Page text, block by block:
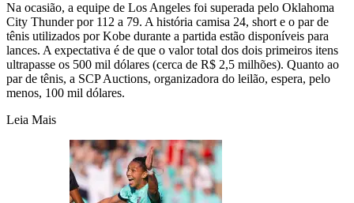
Na ocasião, a equipe de Los Angeles foi superada pelo Oklahoma
City Thunder por 112 a 79. A história camisa 24, short e o par de
tênis utilizados por Kobe durante a partida estão disponíveis para
lances. A expectativa é de que o valor total dos dois primeiros itens
ultrapasse os 500 mil dólares (cerca de R$ 2,5 milhões). Quanto ao
par de tênis, a SCP Auctions, organizadora do leilão, espera, pelo
menos, 100 mil dólares.
Leia Mais